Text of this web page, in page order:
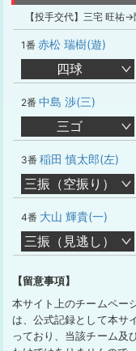
【投手交代】三宅 旺祐
1番 赤松 瑞樹(遊)
四球
2番 中島 渉(三)
三ゴ
3番 稲田 慎太郎(左)
三振（空振り）
4番 大山 輝貴(一)
三振（見逃し）
【留意事項】
本サイト上のチームペー
は、公式記録として本サ
っており、当該チーム及